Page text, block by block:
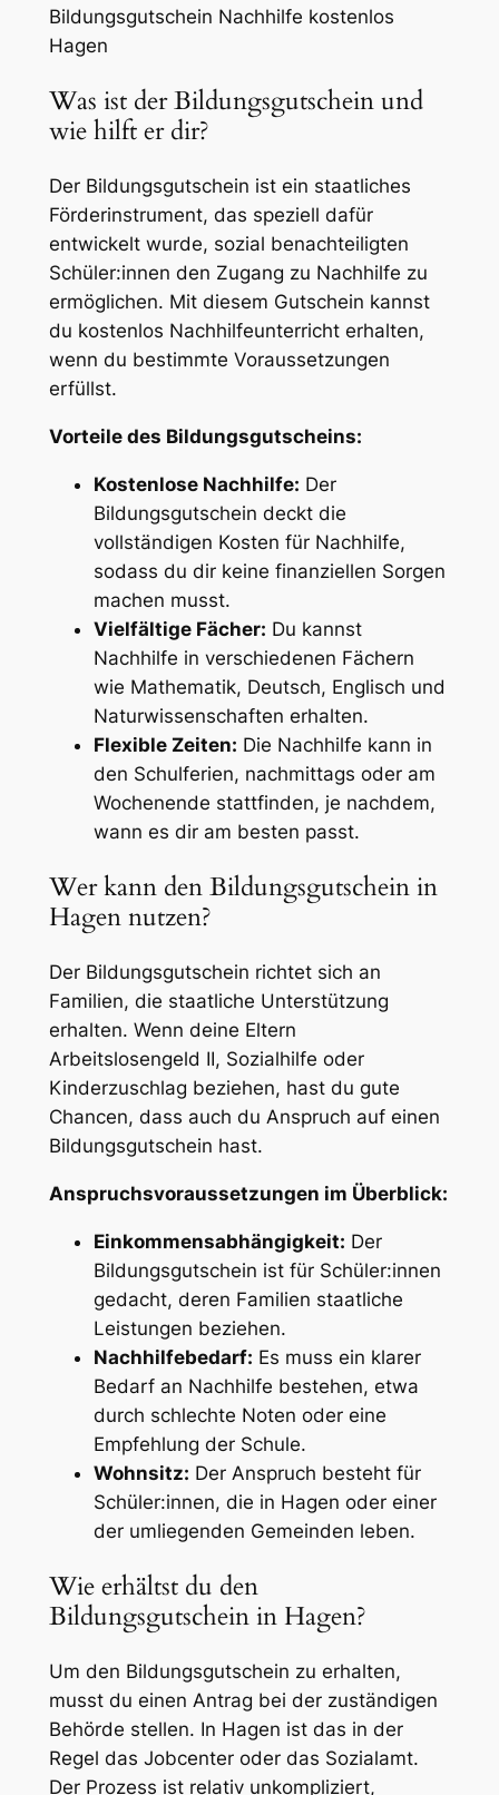
Bildungsgutschein Nachhilfe kostenlos
Hagen
Was ist der Bildungsgutschein und
wie hilft er dir?
Der Bildungsgutschein ist ein staatliches
Förderinstrument, das speziell dafür
entwickelt wurde, sozial benachteiligten
Schüler:innen den Zugang zu Nachhilfe zu
ermöglichen. Mit diesem Gutschein kannst
du kostenlos Nachhilfeunterricht erhalten,
wenn du bestimmte Voraussetzungen
erfüllst.
Vorteile des Bildungsgutscheins:
Kostenlose Nachhilfe: Der
Bildungsgutschein deckt die
vollständigen Kosten für Nachhilfe,
sodass du dir keine finanziellen Sorgen
machen musst.
Vielfältige Fächer: Du kannst
Nachhilfe in verschiedenen Fächern
wie Mathematik, Deutsch, Englisch und
Naturwissenschaften erhalten.
Flexible Zeiten: Die Nachhilfe kann in
den Schulferien, nachmittags oder am
Wochenende stattfinden, je nachdem,
wann es dir am besten passt.
Wer kann den Bildungsgutschein in
Hagen nutzen?
Der Bildungsgutschein richtet sich an
Familien, die staatliche Unterstützung
erhalten. Wenn deine Eltern
Arbeitslosengeld II, Sozialhilfe oder
Kinderzuschlag beziehen, hast du gute
Chancen, dass auch du Anspruch auf einen
Bildungsgutschein hast.
Anspruchsvoraussetzungen im Überblick:
Einkommensabhängigkeit: Der
Bildungsgutschein ist für Schüler:innen
gedacht, deren Familien staatliche
Leistungen beziehen.
Nachhilfebedarf: Es muss ein klarer
Bedarf an Nachhilfe bestehen, etwa
durch schlechte Noten oder eine
Empfehlung der Schule.
Wohnsitz: Der Anspruch besteht für
Schüler:innen, die in Hagen oder einer
der umliegenden Gemeinden leben.
Wie erhältst du den
Bildungsgutschein in Hagen?
Um den Bildungsgutschein zu erhalten,
musst du einen Antrag bei der zuständigen
Behörde stellen. In Hagen ist das in der
Regel das Jobcenter oder das Sozialamt.
Der Prozess ist relativ unkompliziert,